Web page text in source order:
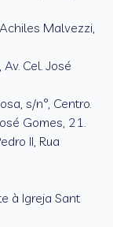
Malvezzi,
Cel. José
s/n°, Centro.
Gomes, 21.
II, Rua
à Igreja Sant